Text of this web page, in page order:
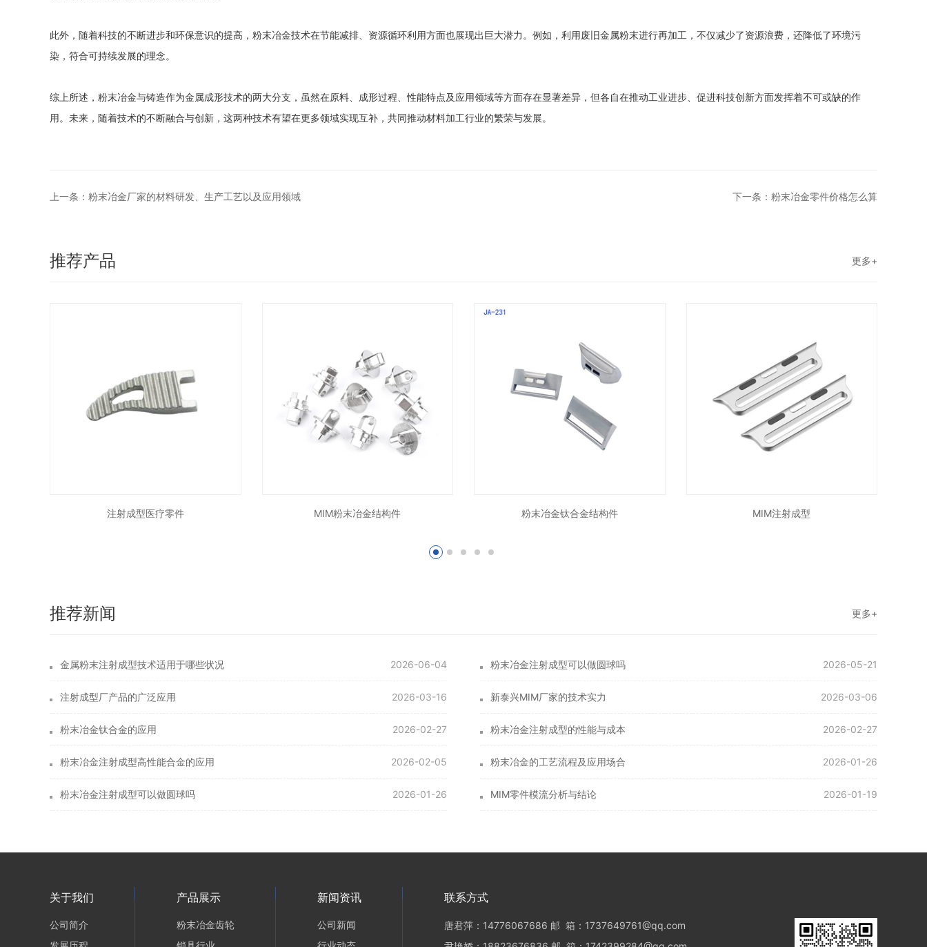
此外，随着科技的不断进步和环保意识的提高，粉末冶金技术在节能减排、资源循环利用方面也展现出巨大潜力。例如，利用废旧金属粉末进行再加工，不仅减少了资源浪费，还降低了环境污
染，符合可持续发展的理念。
综上所述，粉末冶金与铸造作为金属成形技术的两大分支，虽然在原料、成形过程、性能特点及应用领域等方面存在显著差异，但各自在推动工业进步、促进科技创新方面发挥着不可或缺的作
用。未来，随着技术的不断融合与创新，这两种技术有望在更多领域实现互补，共同推动材料加工行业的繁荣与发展。
上一条：粉末冶金厂家的材料研发、生产工艺以及应用领域 下一条：粉末冶金零件价格怎么算
推荐产品 更多+
注射成型医疗零件 MIM粉末冶金结构件 粉末冶金钛合金结构件 MIM注射成型
推荐新闻 更多+
2026-06-04
金属粉末注射成型技术适用于哪些状况 2026-05-21
粉末冶金注射成型可以做圆球吗
2026-03-16
注射成型厂产品的广泛应用 2026-03-06
新泰兴MIM厂家的技术实力
2026-02-27
粉末冶金钛合金的应用 2026-02-27
粉末冶金注射成型的性能与成本
2026-02-05
粉末冶金注射成型高性能合金的应用 2026-01-26
粉末冶金的工艺流程及应用场合
2026-01-26
粉末冶金注射成型可以做圆球吗 2026-01-19
MIM零件模流分析与结论
关于我们
公司简介
产品展示
粉末冶金齿轮
新闻资讯
公司新闻
联系方式
唐君萍：14776067686 邮 箱：1737649761@qq.com